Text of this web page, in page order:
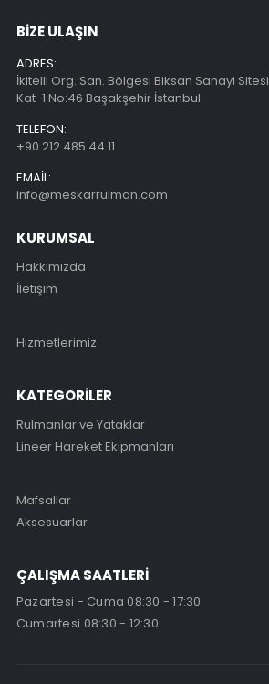
BİZE ULAŞIN
ADRES:
İkitelli Org. San. Bölgesi Biksan Sanayi
Kat-1 No:46 Başakşehir İstanbul
TELEFON:
+90 212 485 44 11
EMAIL:
info@meskarrulman.com
KURUMSAL
Hakkımızda
İletişim
Hizmetlerimiz
KATEGORİLER
Rulmanlar ve Yataklar
Lineer Hareket Ekipmanları
Mafsallar
Aksesuarlar
ÇALIŞMA SAATLERİ
Pazartesi - Cuma 08:30 - 17:30
Cumartesi 08:30 - 12:30